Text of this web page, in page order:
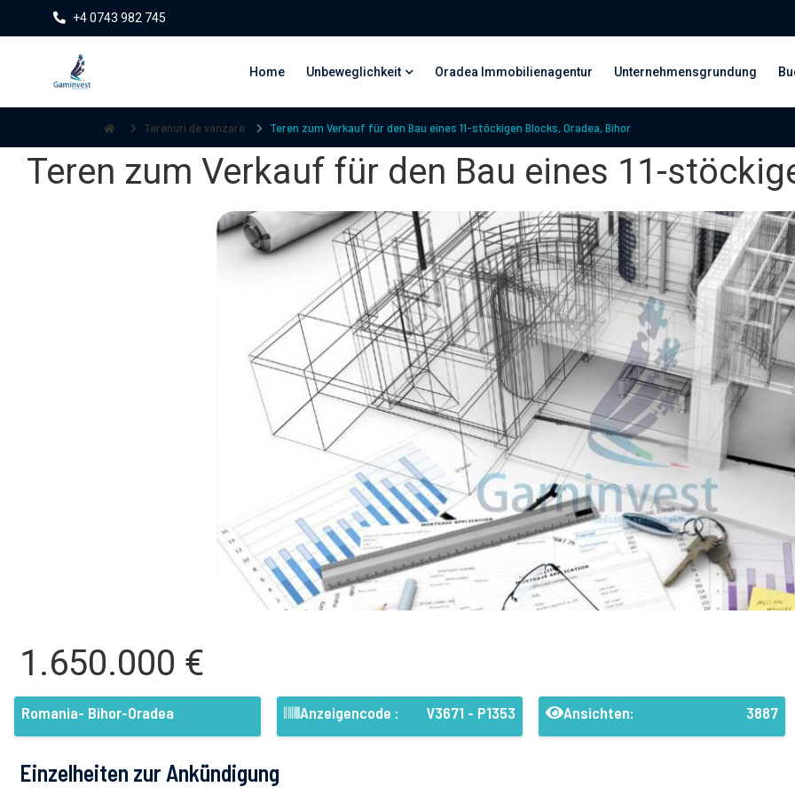
+4 0743 982 745
Home Unbeweglichkeit Oradea Immobilienagentur Unternehmensgrundung
Terenuri de vanzare Teren zum Verkauf für den Bau eines 11-stöckigen Blocks, Oradea, Bihor
Teren zum Verkauf für den Bau eines 11-
1.650.000 €
Romania- Bihor-Oradea Anzeigencode : V3671 - P1353 Ansichten: 3887
Einzelheiten zur Ankündigung